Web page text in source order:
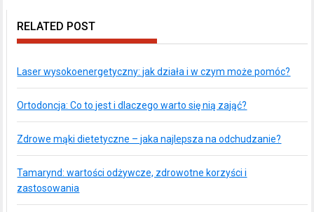
RELATED POST
Laser wysokoenergetyczny: jak działa i w czym może pomóc?
Ortodoncja: Co to jest i dlaczego warto się nią zająć?
Zdrowe mąki dietetyczne – jaka najlepsza na odchudzanie?
Tamarynd: wartości odżywcze, zdrowotne korzyści i
zastosowania